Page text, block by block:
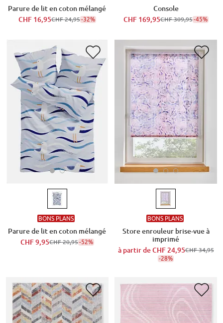
Parure de lit en coton mélangé
CHF 16,95CHF 24,95-32%
Console
CHF 169,95CHF 309,95-45%
BONS PLANS
Parure de lit en coton mélangé
CHF 9,95CHF 20,95-52%
BONS PLANS
Store enrouleur brise-vue à
imprimé
à partir deCHF 24,95CHF 34,95
-28%